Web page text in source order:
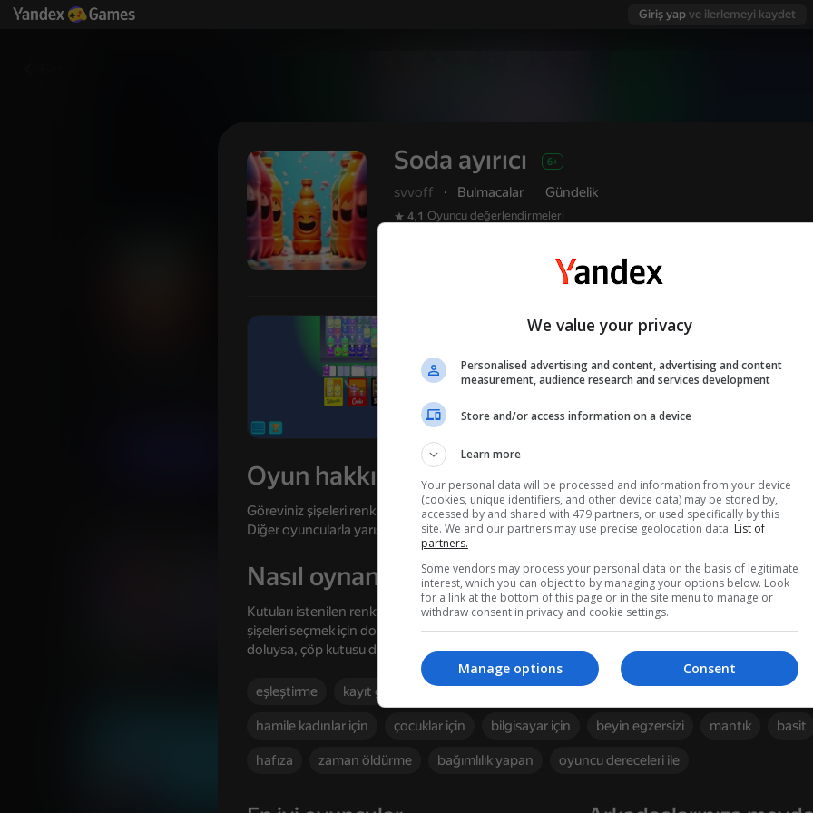
Giriş yap ve ilerlemeyi kaydet
6+
svvoff
48
R.E.P.O. Hide and Seek with
Friends
Stack Fire Ball Brainrot Evolution:
74
Soda ayırıcı 6+
svvoff · Bulmacalar Gündelik
4,1 Oyuncu değerlendirmeleri
Kullanıcı adı ile giriş yapmanız, oyunda
ve tüm başarılarınızı kaydetmenizi sağlar
Oyun hakkında
Göreviniz şişeleri renklerine göre kutulara hızlı ve doğru bir şekilde yerleştirmek ve her dolu kutu
Diğer oyuncularla yarışın, çünkü puan kazanmak o kadar kolay değil!
Nasıl oynanır?
Kutuları istenilen renkteki şişelerle doldurmak gerekir. Çekmece tamamen dolana kadar
şişeleri seçmek için dokunun. İstenilen renkte şişe yoksa, şişeye dokunarak zaman alanına
doluysa, çöp kutusu düğmesini kullanarak temizleyin.
eşleştirme kayıt gerektirmeyen
hamile kadınlar için çocuklar için bilgisayar için beyin egzersizi mantık basit
hafıza zaman öldürme bağımlılık yapan oyuncu dereceleri ile
We value your privacy
Personalised advertising and content, advertising and content
measurement, audience research and services development
Store and/or access information on a device
Learn more
Your personal data will be processed and information from your device
(cookies, unique identifiers, and other device data) may be stored by,
accessed by and shared with 479 partners, or used specifically by this
site. We and our partners may use precise geolocation data. List of
partners.
Some vendors may process your personal data on the basis of legitimate
interest, which you can object to by managing your options below. Look
for a link at the bottom of this page or in the site menu to manage or
withdraw consent in privacy and cookie settings.
Consent
Manage options